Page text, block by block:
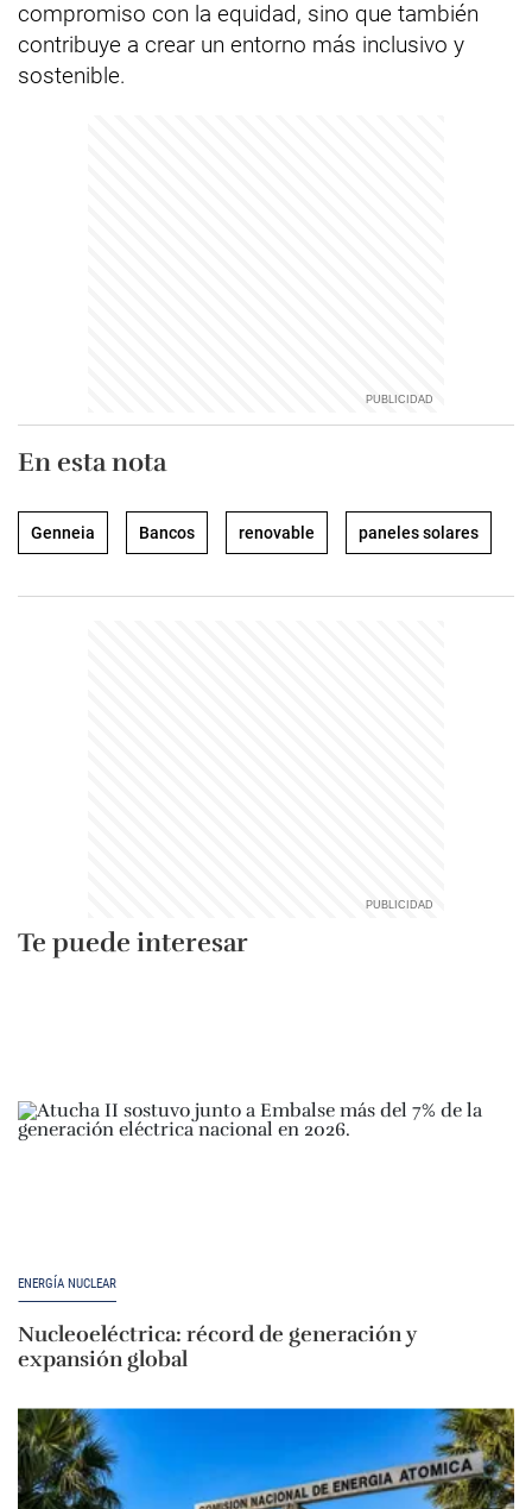
compromiso con la equidad, sino que también
contribuye a crear un entorno más inclusivo y
sostenible.
En esta nota
Genneia Bancos renovable paneles solares
Te puede interesar
ENERGÍA NUCLEAR
Nucleoeléctrica: récord de generación y
expansión global